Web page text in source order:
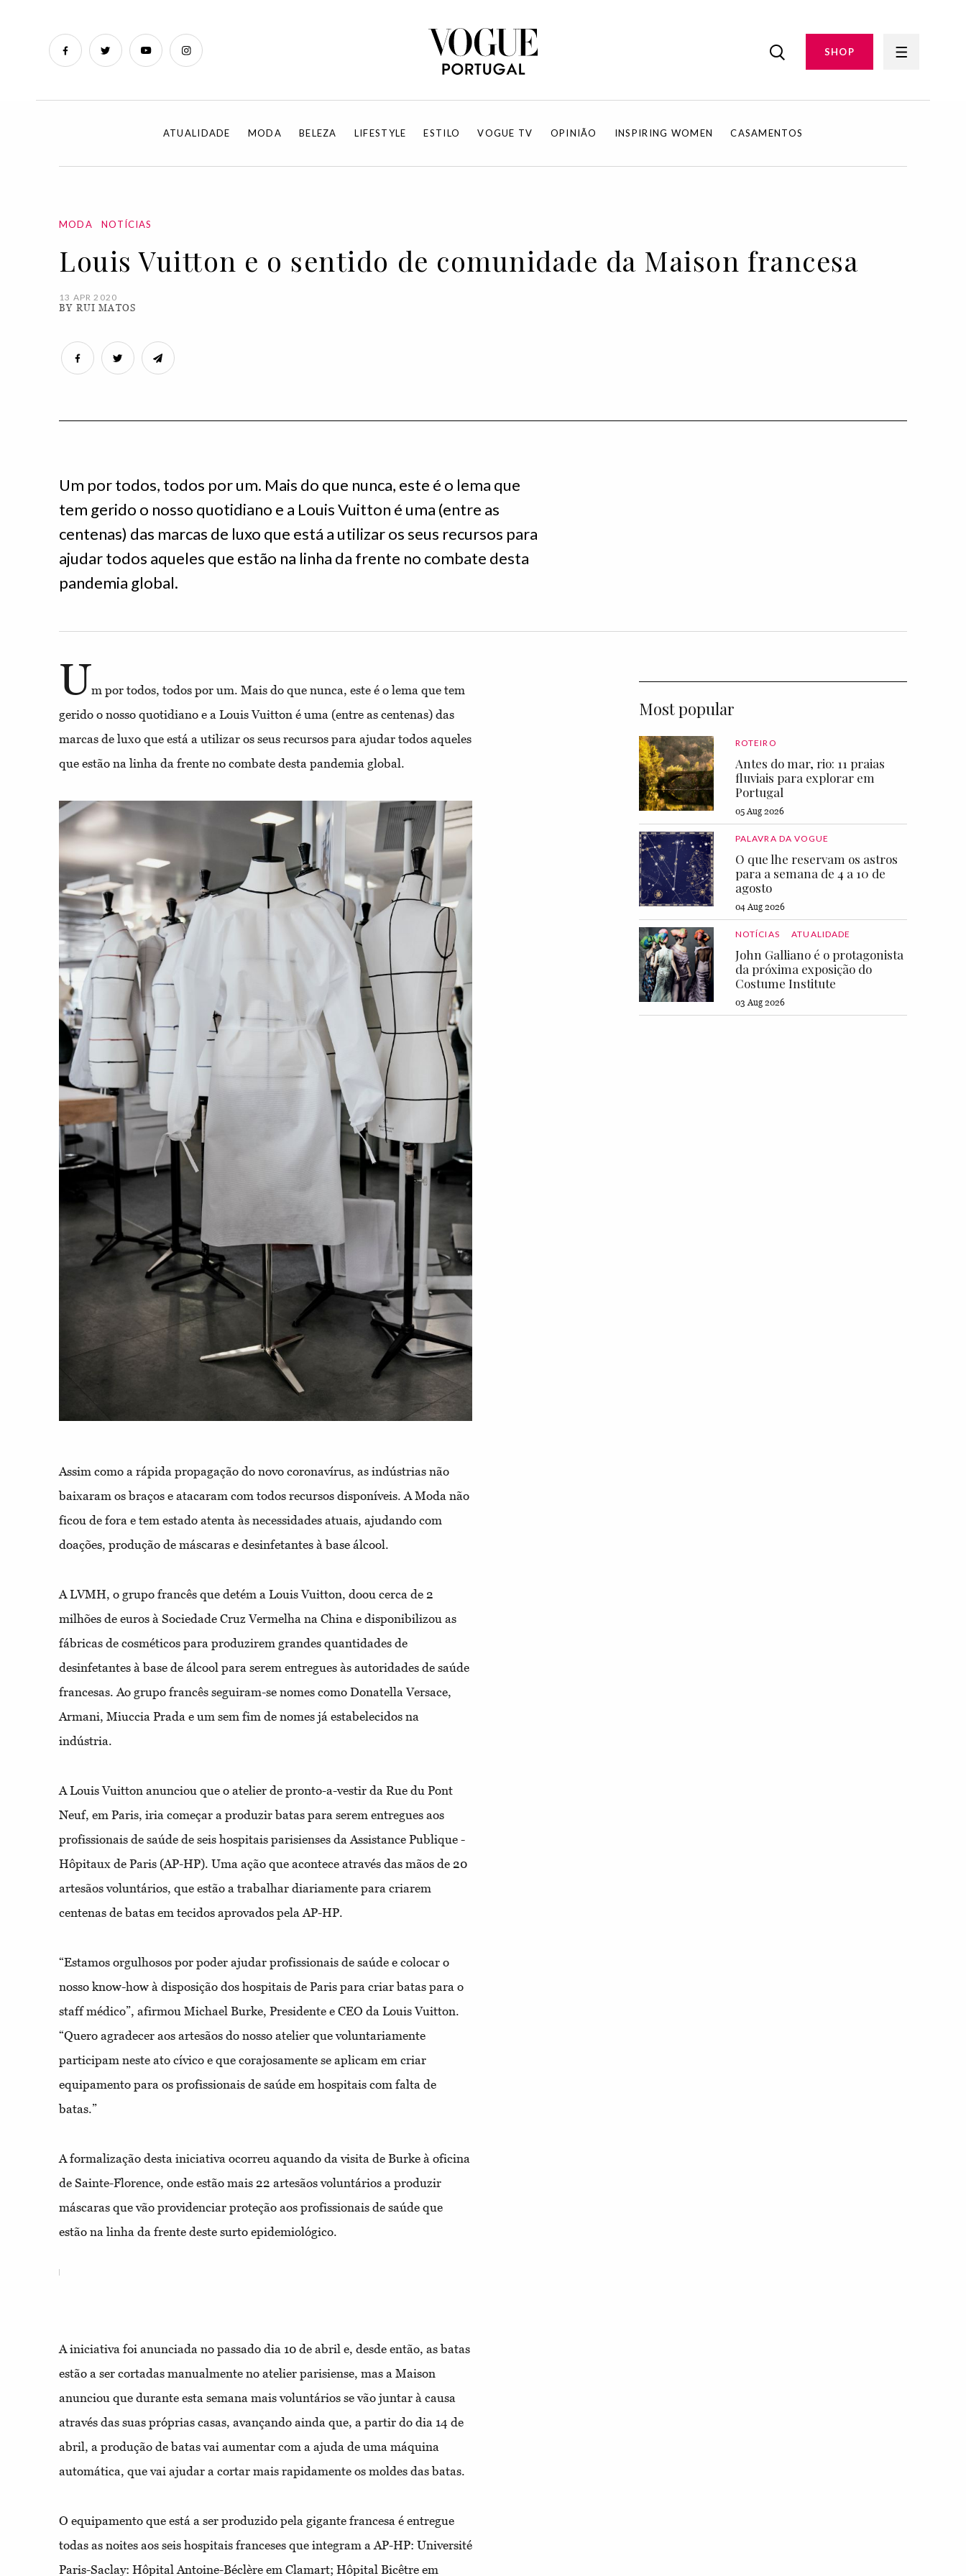
SHOP
ATUALIDADE MODA BELEZA LIFESTYLE ESTILO VOGUE TV OPINIÃO INSPIRING WOMEN CASAMENTOS
MODA NOTÍCIAS
Louis Vuitton e o sentido de comunidade da Maison francesa
13 APR 2020
BY RUI MATOS
Um por todos, todos por um. Mais do que nunca, este é o lema que
tem gerido o nosso quotidiano e a Louis Vuitton é uma (entre as
centenas) das marcas de luxo que está a utilizar os seus recursos para
ajudar todos aqueles que estão na linha da frente no combate desta
pandemia global.
Um por todos, todos por um. Mais do que nunca, este é o lema que tem
gerido o nosso quotidiano e a Louis Vuitton é uma (entre as centenas) das
marcas de luxo que está a utilizar os seus recursos para ajudar todos aqueles
que estão na linha da frente no combate desta pandemia global.
Assim como a rápida propagação do novo coronavírus, as indústrias não
baixaram os braços e atacaram com todos recursos disponíveis. A Moda não
ficou de fora e tem estado atenta às necessidades atuais, ajudando com
doações, produção de máscaras e desinfetantes à base álcool.
A LVMH, o grupo francês que detém a Louis Vuitton, doou cerca de 2
milhões de euros à Sociedade Cruz Vermelha na China e disponibilizou as
fábricas de cosméticos para produzirem grandes quantidades de
desinfetantes à base de álcool para serem entregues às autoridades de saúde
francesas. Ao grupo francês seguiram-se nomes como Donatella Versace,
Armani, Miuccia Prada e um sem fim de nomes já estabelecidos na
indústria.
A Louis Vuitton anunciou que o atelier de pronto-a-vestir da Rue du Pont
Neuf, em Paris, iria começar a produzir batas para serem entregues aos
profissionais de saúde de seis hospitais parisienses da Assistance Publique -
Hôpitaux de Paris (AP-HP). Uma ação que acontece através das mãos de 20
artesãos voluntários, que estão a trabalhar diariamente para criarem
centenas de batas em tecidos aprovados pela AP-HP.
“Estamos orgulhosos por poder ajudar profissionais de saúde e colocar o
nosso know-how à disposição dos hospitais de Paris para criar batas para o
staff médico”, afirmou Michael Burke, Presidente e CEO da Louis Vuitton.
“Quero agradecer aos artesãos do nosso atelier que voluntariamente
participam neste ato cívico e que corajosamente se aplicam em criar
equipamento para os profissionais de saúde em hospitais com falta de
batas.”
A formalização desta iniciativa ocorreu aquando da visita de Burke à oficina
de Sainte-Florence, onde estão mais 22 artesãos voluntários a produzir
máscaras que vão providenciar proteção aos profissionais de saúde que
estão na linha da frente deste surto epidemiológico.
A iniciativa foi anunciada no passado dia 10 de abril e, desde então, as batas
estão a ser cortadas manualmente no atelier parisiense, mas a Maison
anunciou que durante esta semana mais voluntários se vão juntar à causa
através das suas próprias casas, avançando ainda que, a partir do dia 14 de
abril, a produção de batas vai aumentar com a ajuda de uma máquina
automática, que vai ajudar a cortar mais rapidamente os moldes das batas.
O equipamento que está a ser produzido pela gigante francesa é entregue
todas as noites aos seis hospitais franceses que integram a AP-HP: Université
Paris-Saclay: Hôpital Antoine-Béclère em Clamart; Hôpital Bicêtre em
Most popular
ROTEIRO
Antes do mar, rio: 11 praias
fluviais para explorar em
Portugal
05 Aug 2026
PALAVRA DA VOGUE
O que lhe reservam os astros
para a semana de 4 a 10 de
agosto
04 Aug 2026
NOTÍCIAS ATUALIDADE
John Galliano é o protagonista
da próxima exposição do
Costume Institute
03 Aug 2026